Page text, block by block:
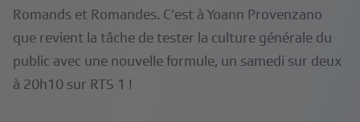
Romands et Romandes. C’est à Yoann Provenzano
que revient la tâche de tester la culture générale du
public avec une nouvelle formule, un samedi sur deux
à 20h10 sur RTS 1 !